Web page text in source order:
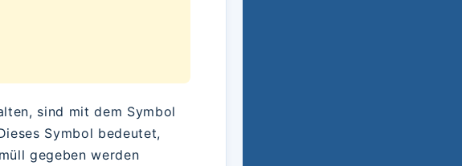
sind mit dem Symbol
Symbol bedeutet,
gegeben werden